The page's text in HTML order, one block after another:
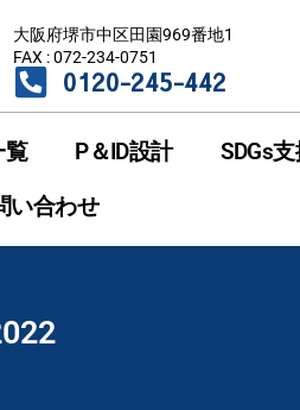
大阪府堺市中区田園969番地1
FAX : 072-234-0751
0120-245-442
覧 P＆ID設計 SDGs
い合わせ